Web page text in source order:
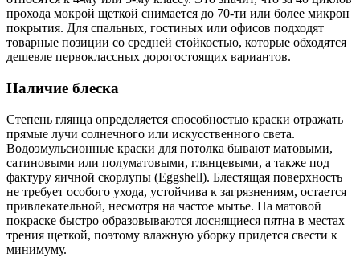
прохода мокрой щеткой снимается до 70-ти или более микрон
покрытия. Для спальных, гостиных или офисов подходят
товарные позиции со средней стойкостью, которые обходятся
дешевле первоклассных дорогостоящих вариантов.
Наличие блеска
Степень глянца определяется способностью краски отражать
прямые лучи солнечного или искусственного света.
Водоэмульсионные краски для потолка бывают матовыми,
сатиновыми или полуматовыми, глянцевыми, а также под
фактуру яичной скорлупы (Eggshell). Блестящая поверхность
не требует особого ухода, устойчива к загрязнениям, остается
привлекательной, несмотря на частое мытье. На матовой
покраске быстро образовываются лоснящиеся пятна в местах
трения щеткой, поэтому влажную уборку придется свести к
минимуму.